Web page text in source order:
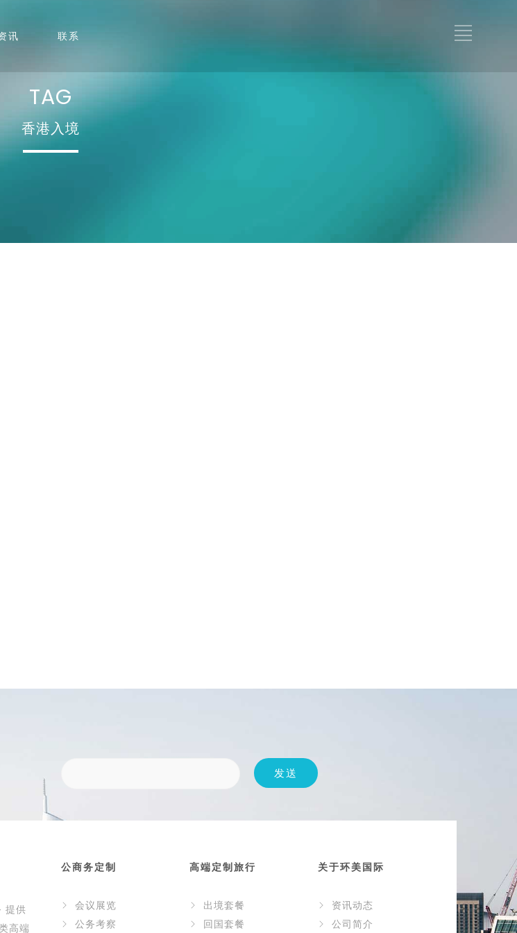
讯 联系
TAG
香港入境
提供
高端
公商务定制
会议展览
公务考察
高端定制旅行
出境套餐
回国套餐
关于环美国际
资讯动态
公司简介